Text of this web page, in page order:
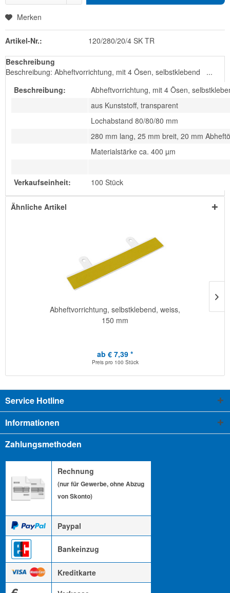
Merken
Artikel-Nr.: 120/280/20/4 SK TR
Beschreibung
Beschreibung: Abheftvorrichtung, mit 4 Ösen, selbstklebend ...
Beschreibung:
Abheftvorrichtung, mit 4 Ösen,
aus Kunststoff, transparent
Lochabstand 80/80/80 mm
280 mm lang, 25 mm breit, 20 mm
Materialstärke ca. 400 µm
Verkaufseinheit: 100 Stück
Ähnliche Artikel
Abheftvorrichtung, selbstklebend, weiss,
150 mm
ab € 7,39 *
Preis pro 100 Stück
Service Hotline
Informationen
Zahlungsmethoden
Rechnung
(nur für Gewerbe, ohne Abzug
von Skonto)
Paypal
Bankeinzug
Kreditkarte